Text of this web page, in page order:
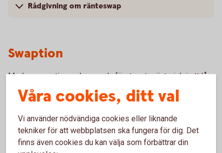
Rådgivning om ränteswap
Swaption
Med en swaption reducerar du företagets ränterisk i ett lån
eller en placering genom att få rätten att ändra rörlig ränta
till fast eller tvärtom vid ett framtida datum.
Våra cookies, ditt val
Vi använder nödvändiga cookies eller liknande
tekniker för att webbplatsen ska fungera för dig. Det
finns även cookies du kan välja som förbättrar din